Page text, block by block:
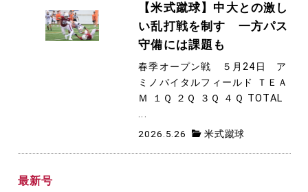
【米式蹴球】中大との激し
い乱打戦を制す 一方パス
守備には課題も
春季オープン戦 ５月24日 ア
ミノバイタルフィールド ＴＥＡ
Ｍ １Ｑ ２Ｑ ３Ｑ ４Ｑ TOTAL
...
2026.5.26 米式蹴球
最新号